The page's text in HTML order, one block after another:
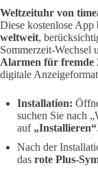
Weltzeituhr von
Diese kostenlose
weltweit,
Sommerzeit-Wechsel
Alarmen für fremde
digitale
Installation:
suchen Sie nach
auf „Installieren“.
Nach der
das rote Plus-